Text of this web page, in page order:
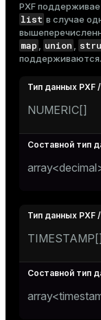
PXF
list в случае
map union
поддерживаются.
NUMERIC[]
TIMESTAMP[]